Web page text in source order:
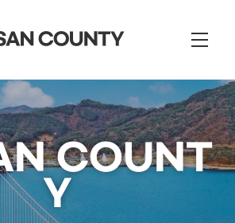
메
뉴
COUNT
Y